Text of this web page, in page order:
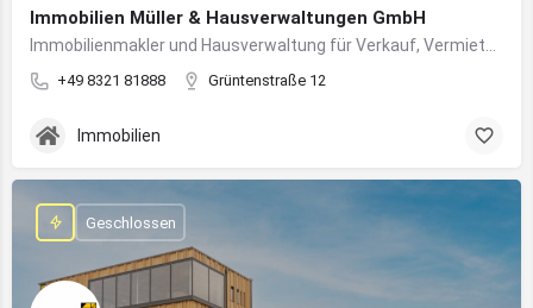
Immobilien Müller & Hausverwaltungen GmbH
+49 8321 81888 Grüntenstraße 12
Immobilien
Geschlossen